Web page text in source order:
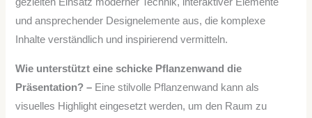
gezielten Einsatz moderner Technik, interaktiver Elemente
und ansprechender Designelemente aus, die komplexe
Inhalte verständlich und inspirierend vermitteln.
Wie unterstützt eine schicke Pflanzenwand die
Präsentation? – Eine stilvolle Pflanzenwand kann als
visuelles Highlight eingesetzt werden, um den Raum zu